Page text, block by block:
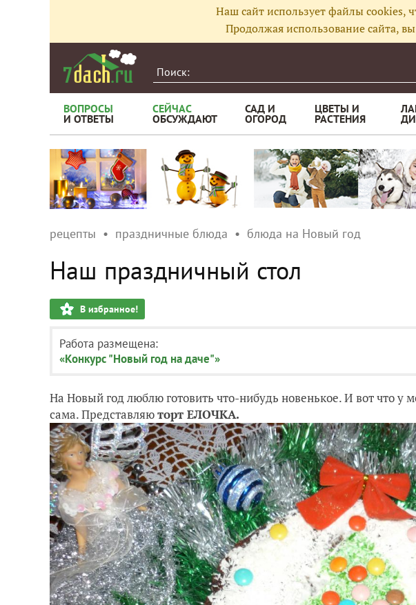
Наш сайт использует файлы cookies,
Продолжая использование сайта, вы
ВОПРОСЫ
И ОТВЕТЫ
СЕЙЧАС
ОБСУЖДАЮТ
САД И
ОГОРОД
ЦВЕТЫ И
РАСТЕНИЯ
рецепты праздничные блюда блюда на Новый год
Наш праздничный стол
В избранное!
Работа размещена:
«Конкурс "Новый год на даче"»
На Новый год люблю готовить что-нибудь новенькое. И вот что у
сама. Представляюторт ЕЛОЧКА.